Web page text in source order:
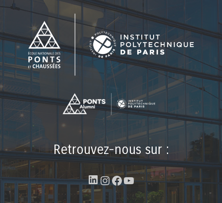
Retrouvez-nous sur :
LinkedIn
Instagram
Facebook
YouTube